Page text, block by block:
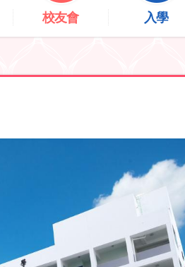
校友會 入學